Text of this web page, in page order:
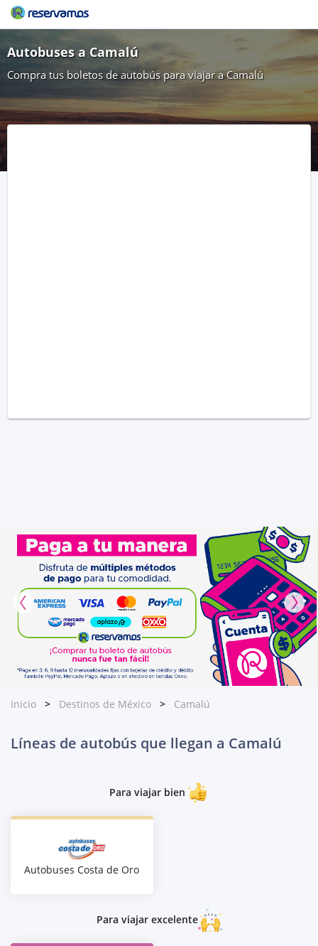
Autobuses a Camalú
Compra tus boletos de autobús para viajar a Camalú
Inicio Destinos de México Camalú
Líneas de autobús que llegan a Camalú
Para viajar bien
Autobuses Costa de Oro
Para viajar excelente